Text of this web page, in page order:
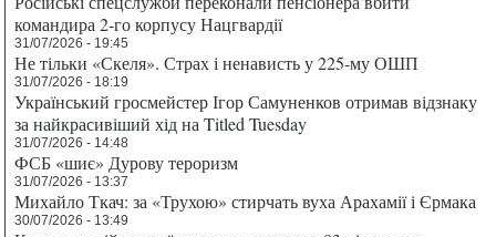
командира 2-го корпусу Нацгвардії
31/07/2026 - 19:45
Не тільки «Скеля». Страх і ненависть у 225-му ОШП
31/07/2026 - 18:19
Український гросмейстер Ігор Самуненков отримав відзнаку
за найкрасивіший хід на Titled Tuesday
31/07/2026 - 14:48
ФСБ «шиє» Дурову тероризм
31/07/2026 - 13:37
Михайло Ткач: за «Трухою» стирчать вуха Арахамії і Єрмака
30/07/2026 - 13:49